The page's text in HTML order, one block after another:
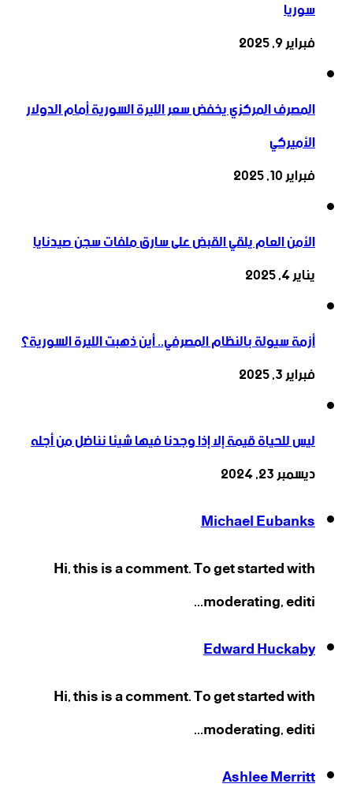
سوريا
فبراير 9, 2025
المصرف المركزي يخفض سعر الليرة السورية أمام الدولار
الأميركي
فبراير 10, 2025
الأمن العام يلقي القبض على سارق ملفات سجن صيدنايا
يناير 4, 2025
أزمة سيولة بالنظام المصرفي.. أين ذهبت الليرة السورية؟
فبراير 3, 2025
ليس للحياة قيمة إلا إذا وجدنا فيها شيئا نناضل من أجله
ديسمبر 23, 2024
Michael Eubanks
Hi, this is a comment. To get started with
moderating, editi...
Edward Huckaby
Hi, this is a comment. To get started with
moderating, editi...
Ashlee Merritt